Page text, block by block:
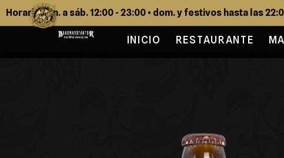
Horario: lun. a sáb. 12:00 - 23:00 • dom. y festivos hasta las
INICIO RESTAURANTE